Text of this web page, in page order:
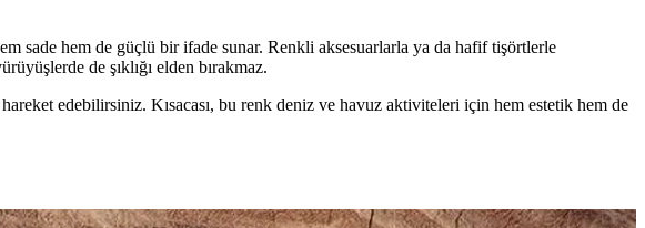
sade hem de güçlü bir ifade sunar. Renkli aksesuarlarla ya da hafif tişörtlerle
de şıklığı elden bırakmaz.
edebilirsiniz. Kısacası, bu renk deniz ve havuz aktiviteleri için hem estetik hem de